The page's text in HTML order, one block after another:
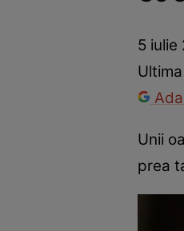
Dezvoltare personală5 iulie
Unii
prea